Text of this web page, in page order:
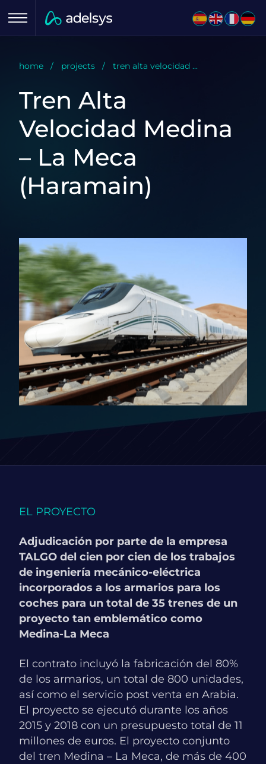
Menu
home projects tren alta velocidad ...
Tren Alta
Velocidad Medina
– La Meca
(Haramain)
EL PROYECTO
Adjudicación por parte de la empresa
TALGO del cien por cien de los trabajos
de ingeniería mecánico-eléctrica
incorporados a los armarios para los
coches para un total de 35 trenes de un
proyecto tan emblemático como
Medina-La Meca
El contrato incluyó la fabricación del 80%
de los armarios, un total de 800 unidades,
así como el servicio post venta en Arabia.
El proyecto se ejecutó durante los años
2015 y 2018 con un presupuesto total de 11
millones de euros. El proyecto conjunto
del tren Medina – La Meca, de más de 400